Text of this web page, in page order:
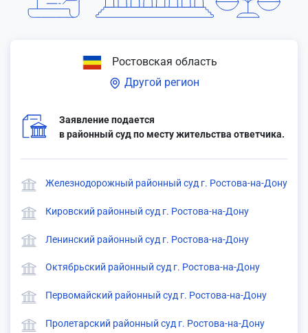
Ростовская область
Другой регион
Заявление подается
в районный суд по месту жительства ответчика.
Железнодорожный районный суд г. Ростова-на-Дону
Кировский районный суд г. Ростова-на-Дону
Ленинский районный суд г. Ростова-на-Дону
Октябрьский районный суд г. Ростова-на-Дону
Первомайский районный суд г. Ростова-на-Дону
Пролетарский районный суд г. Ростова-на-Дону